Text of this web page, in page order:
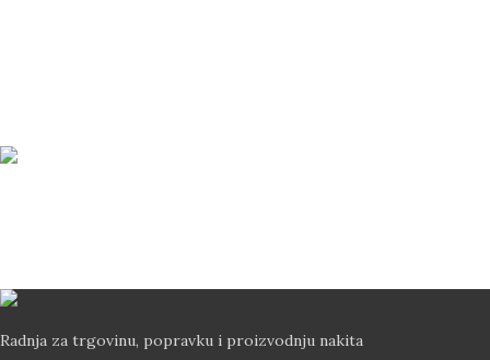
Radnja za trgovinu, popravku i proizvodnju nakita